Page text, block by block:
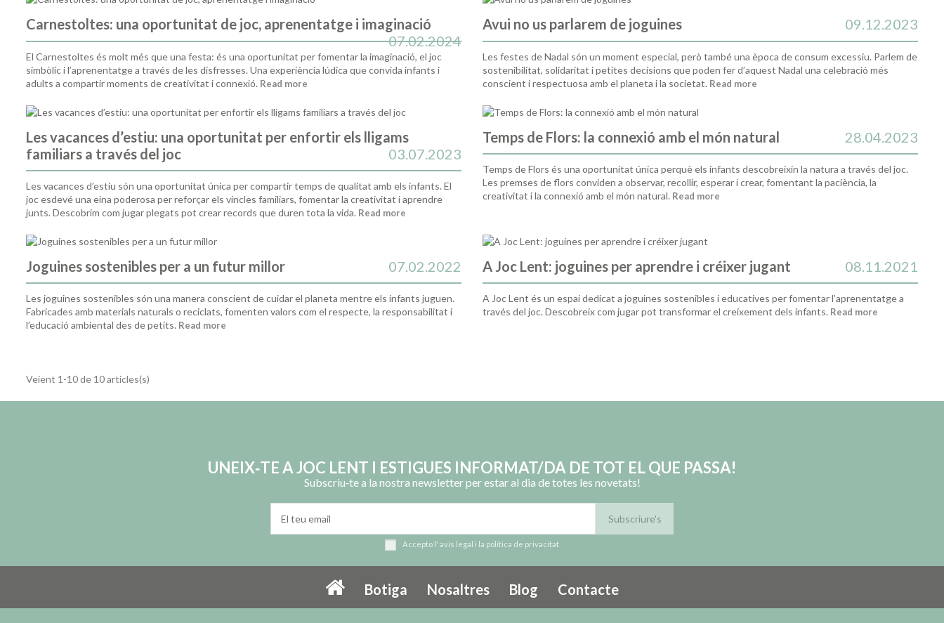
Carnestoltes: una oportunitat de joc, aprenentatge i imaginació
07.02.2024
El Carnestoltes és molt més que una festa: és una oportunitat per fomentar la imaginació, el joc
simbòlic i l’aprenentatge a través de les disfresses. Una experiència lúdica que convida infants i
adults a compartir moments de creativitat i connexió. Read more
Avui no us parlarem de joguines 09.12.2023
Les festes de Nadal són un moment especial, però també una època de consum excessiu. Parlem de
sostenibilitat, solidaritat i petites decisions que poden fer d’aquest Nadal una celebració més
conscient i respectuosa amb el planeta i la societat. Read more
Les vacances d’estiu: una oportunitat per enfortir els lligams
familiars a través del joc
03.07.2023
Les vacances d’estiu són una oportunitat única per compartir temps de qualitat amb els infants. El
joc esdevé una eina poderosa per reforçar els vincles familiars, fomentar la creativitat i aprendre
junts. Descobrim com jugar plegats pot crear records que duren tota la vida. Read more
Temps de Flors: la connexió amb el món natural 28.04.2023
Temps de Flors és una oportunitat única perquè els infants descobreixin la natura a través del joc.
Les premses de flors conviden a observar, recollir, esperar i crear, fomentant la paciència, la
creativitat i la connexió amb el món natural. Read more
Joguines sostenibles per a un futur millor 07.02.2022
Les joguines sostenibles són una manera conscient de cuidar el planeta mentre els infants juguen.
Fabricades amb materials naturals o reciclats, fomenten valors com el respecte, la responsabilitat i
l’educació ambiental des de petits. Read more
A Joc Lent: joguines per aprendre i créixer jugant 08.11.2021
A Joc Lent és un espai dedicat a joguines sostenibles i educatives per fomentar l’aprenentatge a
través del joc. Descobreix com jugar pot transformar el creixement dels infants. Read more
Veient 1-10 de 10 articles(s)
UNEIX‑TE A JOC LENT I ESTIGUES INFORMAT/DA DE TOT EL QUE PASSA!
Subscriu‑te a la nostra newsletter per estar al dia de totes les novetats!
Accepto l' avís legal i la política de privacitat
Botiga Nosaltres Blog Contacte